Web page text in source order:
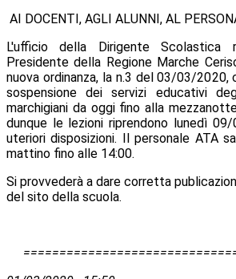
AI DOCENTI, AGLI ALUNNI, AL
L'ufficio della Dirigente
Presidente della Regione Marche
nuova ordinanza, la n.3 del 03/03/2020,
sospensione dei servizi educativi
marchigiani da oggi fino alla
dunque le lezioni riprendono lunedì
uteriori disposizioni. Il personale ATA
mattino fino alle 14:00.
Si provvederà a dare corretta
del sito della scuola.